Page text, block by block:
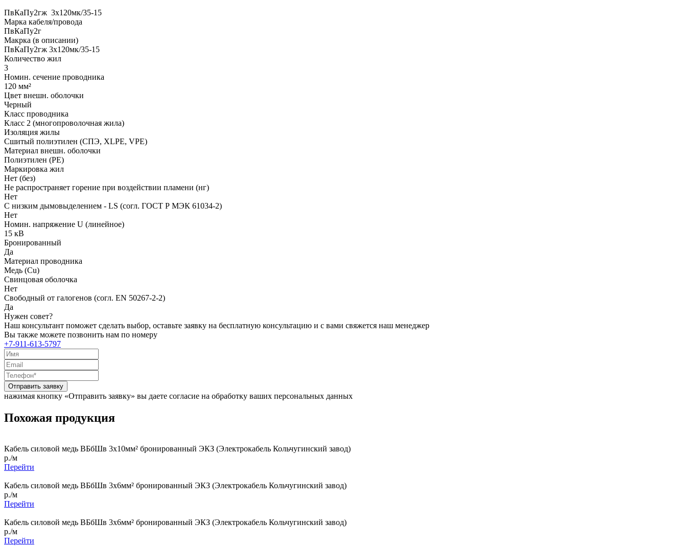
ПвКаПу2гж 3x120мк/35-15
Марка кабеля/провода
ПвКаПу2г
Макрка (в описании)
ПвКаПу2гж 3x120мк/35-15
Количество жил
3
Номин. сечение проводника
120 мм²
Цвет внешн. оболочки
Черный
Класс проводника
Класс 2 (многопроволочная жила)
Изоляция жилы
Сшитый полиэтилен (СПЭ, XLPE, VPE)
Материал внешн. оболочки
Полиэтилен (PE)
Маркировка жил
Нет (без)
Не распространяет горение при воздействии пламени (нг)
Нет
С низким дымовыделением - LS (согл. ГОСТ Р МЭК 61034-2)
Нет
Номин. напряжение U (линейное)
15 кВ
Бронированный
Да
Материал проводника
Медь (Cu)
Свинцовая оболочка
Нет
Свободный от галогенов (согл. EN 50267-2-2)
Да
Нужен совет?
Наш консультант поможет сделать выбор, оставьте заявку на бесплатную консультацию и с вами свяжется наш менеджер
Вы также можете позвонить нам по номеру
+7-911-613-5797
Отправить заявку
нажимая кнопку «Отправить заявку» вы даете согласие на обработку ваших персональных данных
Похожая продукция
Кабель силовой медь ВБбШв 3x10мм² бронированный ЭКЗ (Электрокабель Кольчугинский завод)
р./м
Перейти
Кабель силовой медь ВБбШв 3x6мм² бронированный ЭКЗ (Электрокабель Кольчугинский завод)
р./м
Перейти
Кабель силовой медь ВБбШв 3x6мм² бронированный ЭКЗ (Электрокабель Кольчугинский завод)
р./м
Перейти